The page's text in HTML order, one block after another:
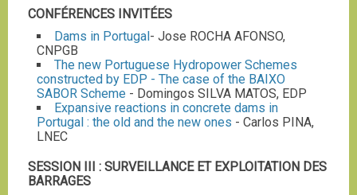
CONFÉRENCES INVITÉES
Dams in Portugal - Jose ROCHA AFONSO,
CNPGB
The new Portuguese Hydropower Schemes
constructed by EDP - The case of the BAIXO
SABOR Scheme - Domingos SILVA MATOS, EDP
Expansive reactions in concrete dams in
Portugal : the old and the new ones - Carlos PINA,
LNEC
SESSION III : SURVEILLANCE ET EXPLOITATION DES
BARRAGES